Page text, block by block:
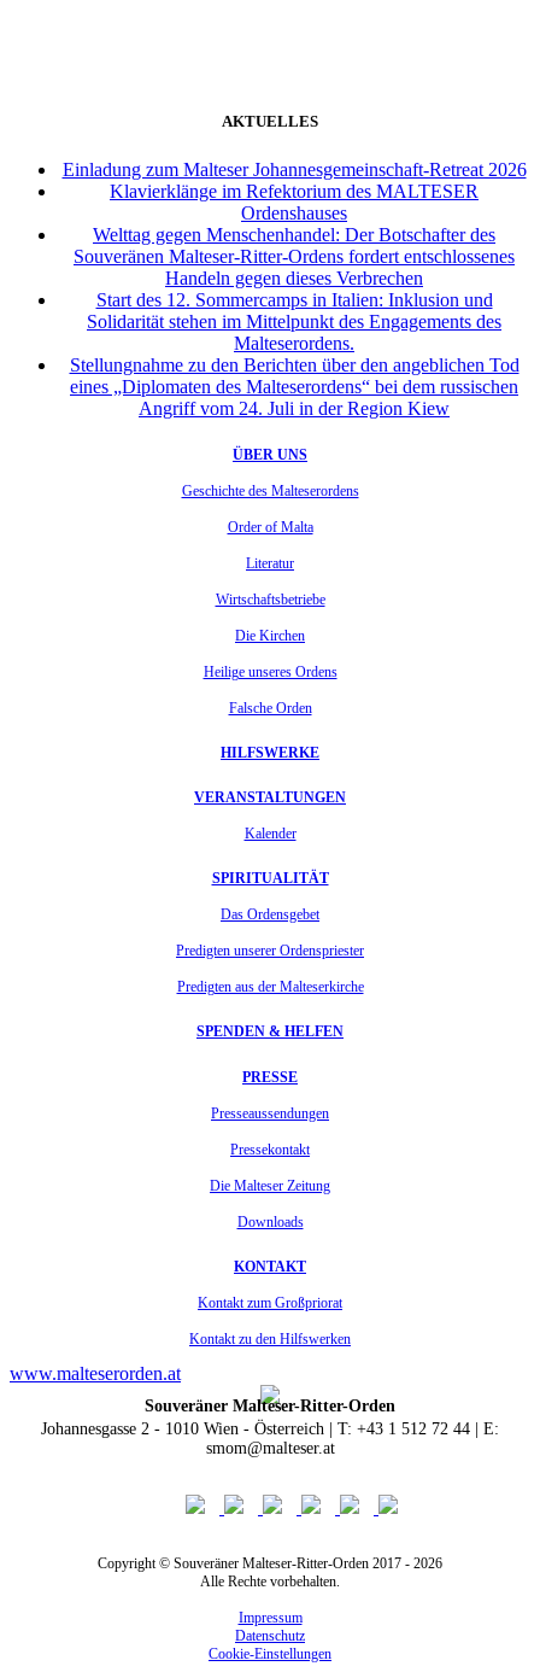
AKTUELLES
Einladung zum Malteser Johannesgemeinschaft-Retreat 2026
Klavierklänge im Refektorium des MALTESER
Ordenshauses
Welttag gegen Menschenhandel: Der Botschafter des
Souveränen Malteser-Ritter-Ordens fordert entschlossenes
Handeln gegen dieses Verbrechen
Start des 12. Sommercamps in Italien: Inklusion und
Solidarität stehen im Mittelpunkt des Engagements des
Malteserordens.
Stellungnahme zu den Berichten über den angeblichen Tod
eines „Diplomaten des Malteserordens“ bei dem russischen
Angriff vom 24. Juli in der Region Kiew
ÜBER UNS
Geschichte des Malteserordens
Order of Malta
Literatur
Wirtschaftsbetriebe
Die Kirchen
Heilige unseres Ordens
Falsche Orden
HILFSWERKE
VERANSTALTUNGEN
Kalender
SPIRITUALITÄT
Das Ordensgebet
Predigten unserer Ordenspriester
Predigten aus der Malteserkirche
SPENDEN & HELFEN
PRESSE
Presseaussendungen
Pressekontakt
Die Malteser Zeitung
Downloads
KONTAKT
Kontakt zum Großpriorat
Kontakt zu den Hilfswerken
www.malteserorden.at
Souveräner Malteser-Ritter-Orden
Johannesgasse 2 - 1010 Wien - Österreich | T: +43 1 512 72 44 | E:
smom@malteser.at
Copyright © Souveräner Malteser-Ritter-Orden 2017 - 2026
Alle Rechte vorbehalten.
Impressum
Datenschutz
Cookie-Einstellungen